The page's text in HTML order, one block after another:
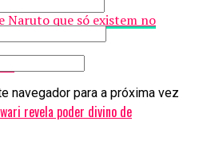
Naruto que só existem no
revela poder divino de
navegador para a próxima vez